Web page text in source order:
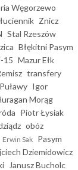
Węgorzewo
Znicz
Stal Rzeszów
Błękitni Pasym
15 Mazur Ełk
transfery
Igor
Morąg
Piotr Łysiak
obóz
Erwin Sak Pasym
Dziemidowicz
Janusz Bucholc